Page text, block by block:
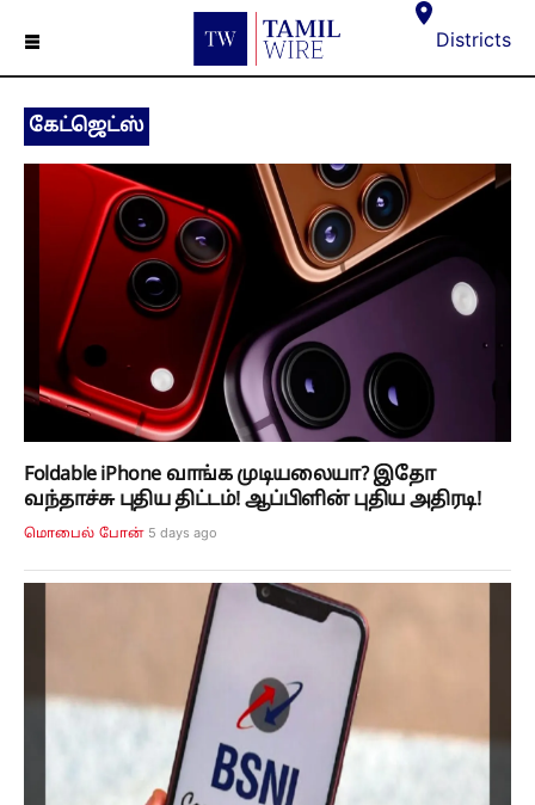
☰ Districts
கேட்ஜெட்ஸ்
Foldable iPhone வாங்க முடியலையா? இதோ
வந்தாச்சு புதிய திட்டம்! ஆப்பிளின் புதிய அதிரடி!
மொபைல் போன் 5 days ago